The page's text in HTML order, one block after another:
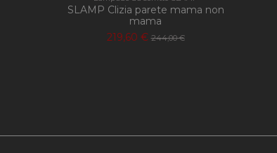
SLAMP Clizia parete mama non
mama
219,60 € 244,00 €